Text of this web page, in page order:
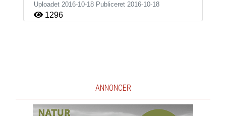
Uploadet 2016-10-18 Publiceret 2016-10-18
1296
ANNONCER